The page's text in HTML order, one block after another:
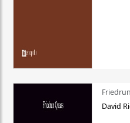
David